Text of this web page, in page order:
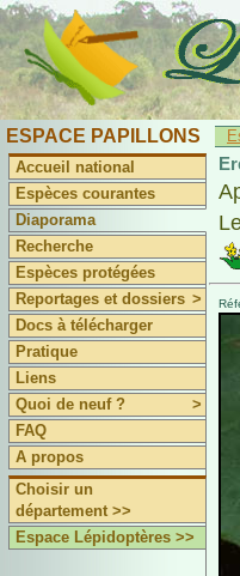
ESPACE PAPILLONS
Accueil national
Espèces courantes
Diaporama
Recherche
Espèces protégées
Reportages et dossiers >
Docs à télécharger
Pratique
Liens
Quoi de neuf ?
>
FAQ
A propos
Choisir un
département >>
Espace Lépidoptères >>